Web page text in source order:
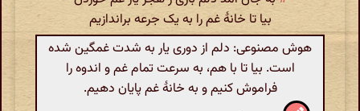
بیا تا خانهٔ غم را به یک جرعه براندازیم
هوش مصنوعی: دلم از دوری یار به شدت غمگین شده
است. بیا تا با هم، به سرعت تمام غم و اندوه را
فراموش کنیم و به خانهٔ غم پایان دهیم.